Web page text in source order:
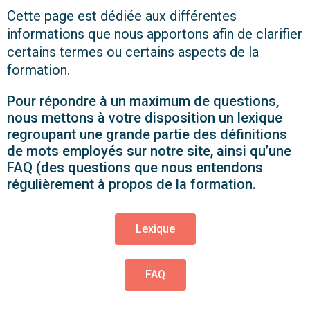
Cette page est dédiée aux différentes
informations que nous apportons afin de clarifier
certains termes ou certains aspects de la
formation.
Pour répondre à un maximum de questions,
nous mettons à votre disposition un lexique
regroupant une grande partie des définitions
de mots employés sur notre site, ainsi qu’une
FAQ (des questions que nous entendons
régulièrement à propos de la formation.
Lexique
FAQ